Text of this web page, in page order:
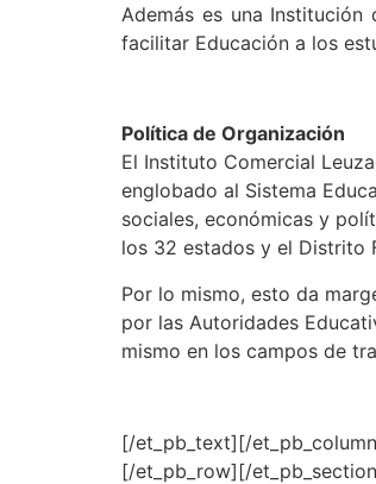
Además es una
facilitar Educación a los
Política de Organización
El Instituto Comercial
englobado al Sistema
sociales, económicas y
los 32 estados y el Distrito
Por lo mismo, esto da
por las Autoridades
mismo en los campos de
[/et_pb_text][/
[/et_pb_row][/